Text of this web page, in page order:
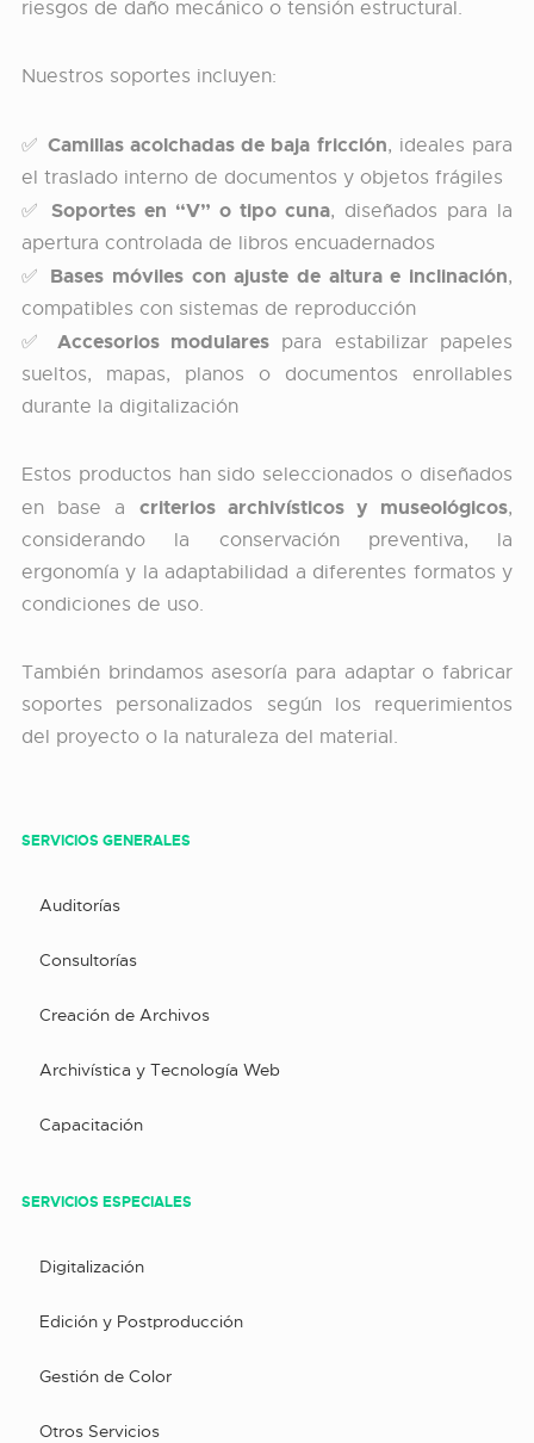
riesgos de daño mecánico o tensión estructural.
Nuestros soportes incluyen:
✅ Camillas acolchadas de baja fricción, ideales para
el traslado interno de documentos y objetos frágiles
✅ Soportes en “V” o tipo cuna, diseñados para la
apertura controlada de libros encuadernados
✅ Bases móviles con ajuste de altura e inclinación,
compatibles con sistemas de reproducción
✅ Accesorios modulares para estabilizar papeles
sueltos, mapas, planos o documentos enrollables
durante la digitalización
Estos productos han sido seleccionados o diseñados
en base a criterios archivísticos y museológicos,
considerando la conservación preventiva, la
ergonomía y la adaptabilidad a diferentes formatos y
condiciones de uso.
También brindamos asesoría para adaptar o fabricar
soportes personalizados según los requerimientos
del proyecto o la naturaleza del material.
SERVICIOS GENERALES
Auditorías
Consultorías
Creación de Archivos
Archivística y Tecnología Web
Capacitación
SERVICIOS ESPECIALES
Digitalización
Edición y Postproducción
Gestión de Color
Otros Servicios